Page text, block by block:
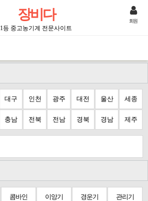
장비다
1등 중고농기계 전문사이트
회원
대구 인천 광주 대전 울산 세종
충남 전북 전남 경북 경남 제주
콤바인 이앙기 경운기 관리기